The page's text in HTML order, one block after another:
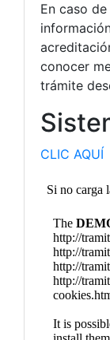
En caso
conocer
trámite
CLIC AQUÍ